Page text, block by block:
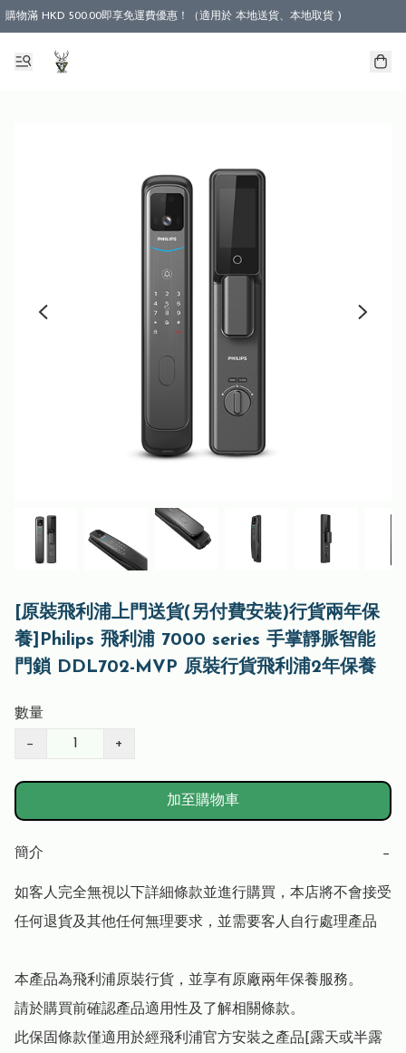
購物滿 HKD 500.00即享免運費優惠！（適用於 本地送貨、本地取貨 )
[原裝飛利浦上門送貨(另付費安裝)行貨兩年保
養]Philips 飛利浦 7000 series 手掌靜脈智能
門鎖 DDL702-MVP 原裝行貨飛利浦2年保養
數量
− +
加至購物車
簡介 −
如客人完全無視以下詳細條款並進行購買，本店將不會接受
任何退貨及其他任何無理要求，並需要客人自行處理產品
本產品為飛利浦原裝行貨，並享有原廠兩年保養服務。
請於購買前確認產品適用性及了解相關條款。
此保固條款僅適用於經飛利浦官方安裝之產品[露天或半露